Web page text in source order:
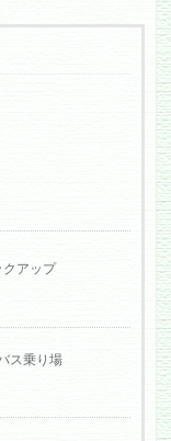
アップ
ス乗り場